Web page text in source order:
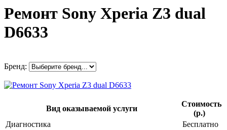
Ремонт Sony Xperia Z3 dual
D6633
Бренд:
Вид оказываемой услуги
Стоимость
(р.)
Диагностика
Бесплатно